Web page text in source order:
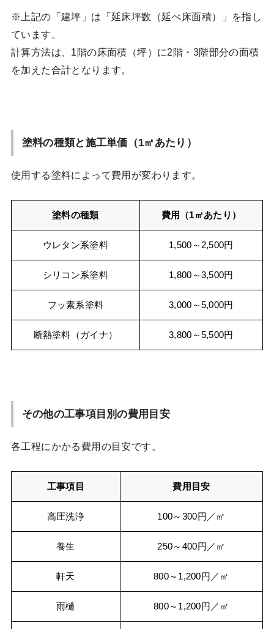
※上記の「建坪」は「延床坪数（延べ床面積）」を指し
ています。
計算方法は、1階の床面積（坪）に2階・3階部分の面積
を加えた合計となります。
塗料の種類と施工単価（1㎡あたり）
使用する塗料によって費用が変わります。
塗料の種類 費用（1㎡あたり）
ウレタン系塗料 1,500～2,500円
シリコン系塗料 1,800～3,500円
フッ素系塗料 3,000～5,000円
断熱塗料（ガイナ） 3,800～5,500円
その他の工事項目別の費用目安
各工程にかかる費用の目安です。
工事項目 費用目安
高圧洗浄 100～300円／㎡
養生 250～400円／㎡
軒天 800～1,200円／㎡
雨樋 800～1,200円／㎡